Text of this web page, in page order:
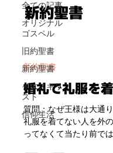
全ての記事
オリジナル
ゴスペル
旧約聖書
新約聖書
イエスキリ
スト
信仰生活
新約聖書
新約聖書
婚礼で礼服を
質問：なぜ王様は大通
礼服を着てない人を外
ってなくて当たり前で